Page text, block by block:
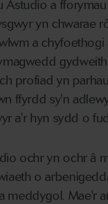
Astudio a
yn chwarae
a chyfoethogi
profiad yn
ffyrdd sy'n
a'r hyn sydd o
ochr yn ochr â
o
meddygol. Mae'r